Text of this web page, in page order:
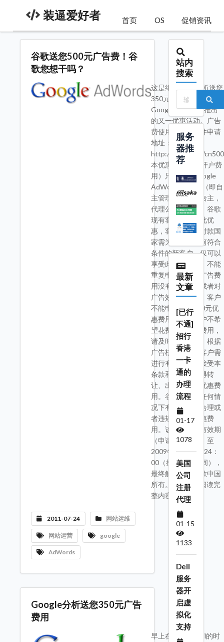
装逼爱好者 首页 OS 促销资讯
谷歌送您500元广告费！谷
歌您想干吗？
这是继Google分析送您
350元广告费用之后，
Google Adwords推出
的又一优惠活动。广告
费使用条款和条件申请
地址：
http://www.g.cn/cn500
本优惠（含50元开户费
用）只适用于Google
AdWords新客户（即自
主管理账户的广告主，
代理公司除外），谷歌
现有客户不享受此优
惠，客户账户的付款国
家需为中国。任何符合
条件的新客户，仅可以
享受此优惠一次，不能
重复申请。如果广告费
用没有花费完全或者对
广告效果不满意，客户
不能申请赎回500元优
惠费用。如果客户不希
望花费超过优惠费用，
请及时暂停广告。根据
广告核查规定，客户需
进行有效注册并接受本
条款和条件，不得转
让、出售和交换优惠费
用。谷歌中国在任何情
况下有权收回不合理或
者违规账户的优惠费
用。该优惠活动有效期
（申请优惠时间）至
2009年10月31日24：
00（按照北京时间），
最终解释权归谷歌中国
所有。如 ---->>阅读完
整内容
2011-07-24 网站运维
网站运营 google
AdWords
Google分析送您350元广告
费用
早上在Check Mail的时
站内
搜索
服务
器推
荐
最新
文章
[已行
不通]
招行
香港
一卡
通的
办理
流程
01-17
1078
美国
公司
注册
代理
01-15
1133
Dell
服务
器开
启虚
拟化
支持